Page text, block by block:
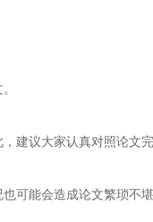
建议大家认真对照论文
可能会造成论文繁琐不